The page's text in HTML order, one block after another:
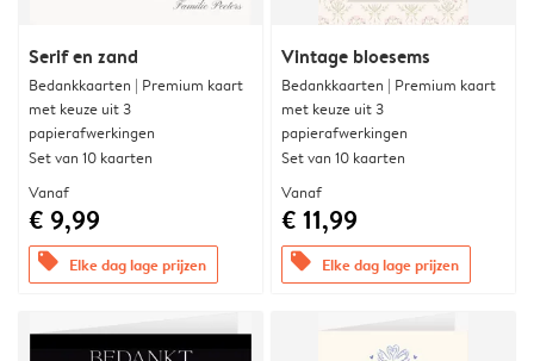
Serif en zand
Bedankkaarten | Premium kaart
met keuze uit 3
papierafwerkingen
Set van 10 kaarten
Vanaf
€ 9,99
offers Elke dag lage prijzen
Vintage bloesems
Bedankkaarten | Premium kaart
met keuze uit 3
papierafwerkingen
Set van 10 kaarten
Vanaf
€ 11,99
offers Elke dag lage prijzen